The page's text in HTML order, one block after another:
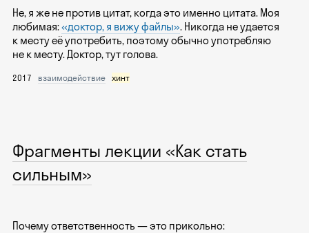
Не, я же не против цитат, когда это именно цитата. Моя
любимая:«доктор, я вижу файлы». Никогда не удается
к месту её употребить, поэтому обычно употребляю
не к месту. Доктор, тут голова.
2017 взаимодействие хинт
Фрагменты лекции «Как стать
сильным»
Почему ответственность — это прикольно: